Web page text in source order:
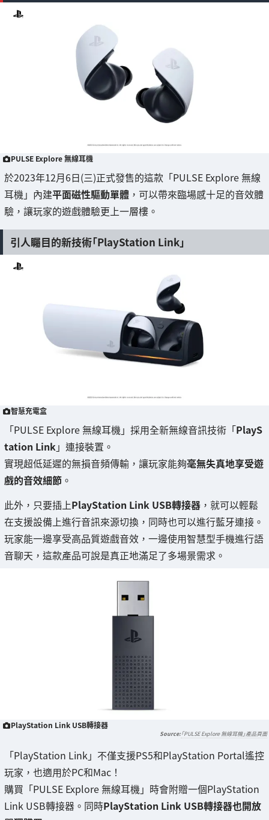
PULSE Explore 無線耳機
於2023年12月6日(三)正式發售的這款「PULSE Explore 無線
耳機」內建平面磁性驅動單體 ，可以帶來臨場感十足的音效體
驗，讓玩家的遊戲體驗更上一層樓。
引人矚目的新技術「PlayStation Link」
智慧充電盒
「PULSE Explore 無線耳機」採用全新無線音訊技術「PlayS
tation Link」連接裝置。
實現超低延遲的無損音頻傳輸，讓玩家能夠毫無失真地享受遊
戲的音效細節 。
此外，只要插上PlayStation Link USB轉接器 ，就可以輕鬆
在支援設備上進行音訊來源切換，同時也可以進行藍牙連接。
玩家能一邊享受高品質遊戲音效，一邊使用智慧型手機進行語
音聊天，這款產品可說是真正地滿足了多場景需求。
PlayStation Link USB轉接器
「PULSE Explore 無線耳機」產品頁面
「PlayStation Link」不僅支援PS5和PlayStation Portal遙控
玩家，也適用於PC和Mac！
購買「PULSE Explore 無線耳機」時會附贈一個PlayStation
Link USB轉接器。同時PlayStation Link USB轉接器也開放